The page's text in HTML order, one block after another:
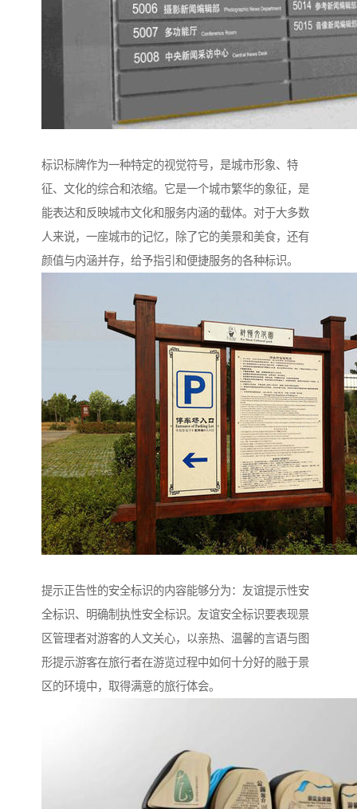
标识标牌作为一种特定的视觉符号，是城市形象、特
征、文化的综合和浓缩。它是一个城市繁华的象征，是
能表达和反映城市文化和服务内涵的载体。对于大多数
人来说，一座城市的记忆，除了它的美景和美食，还有
颜值与内涵并存，给予指引和便捷服务的各种标识。
提示正告性的安全标识的内容能够分为：友谊提示性安
全标识、明确制执性安全标识。友谊安全标识要表现景
区管理者对游客的人文关心，以亲热、温馨的言语与图
形提示游客在旅行者在游览过程中如何十分好的融于景
区的环境中，取得满意的旅行体会。